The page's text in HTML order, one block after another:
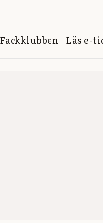
Fackklubben Läs e-